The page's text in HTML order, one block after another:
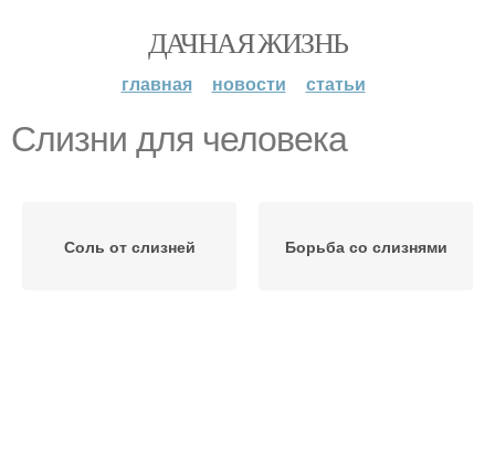
ДАЧНАЯ ЖИЗНЬ
главная новости статьи
Слизни для человека
Соль от слизней Борьба со слизнями